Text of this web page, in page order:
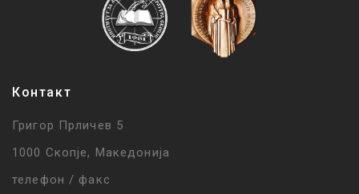
Контакт
Григор Прличев 5
1000 Скопје, Македонија
телефон / факс